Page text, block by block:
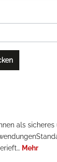
als
Mehr